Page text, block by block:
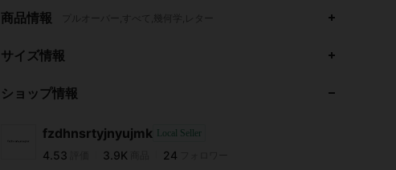
商品情報 プルオーバー,すべて,幾何学,レター
サイズ情報
ショップ情報
fzdhnsrtyjnyujmk Local Seller
4.53
4.53
3.9K
24
4.53
3.9K 24